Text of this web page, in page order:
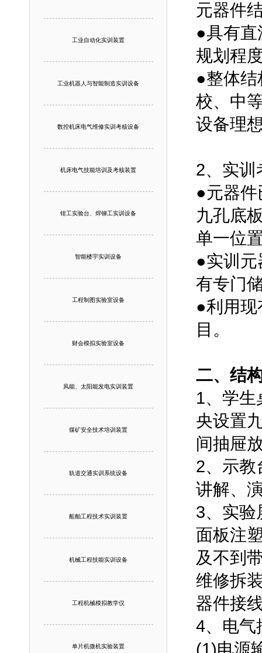
工业自动化实训装置
工业机器人与智能制造实训设备
数控机床电气维修实训考核设备
机床电气技能培训及考核装置
钳工实验台、焊铆工实训设备
智能楼宇实训设备
工程制图实验室设备
财会模拟实验室设备
风能、太阳能发电实训装置
煤矿安全技术培训装置
轨道交通实训系统设备
船舶工程技术实训装置
机械工程技能实训设备
工程机械模拟教学仪
单片机微机实验装置
元器件
●具有
规划程
●整体
校、中
设备理
2、实训
●元器
九孔底
单一位
●实训
有专门
●利用
目。
二、结
1、学生
央设置
间抽屉
2、示教
讲解、
3、实验
面板注
及不到
维修拆
器件接
4、电气
(1)电源